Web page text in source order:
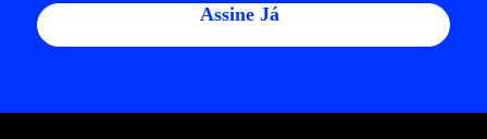
Assine Já